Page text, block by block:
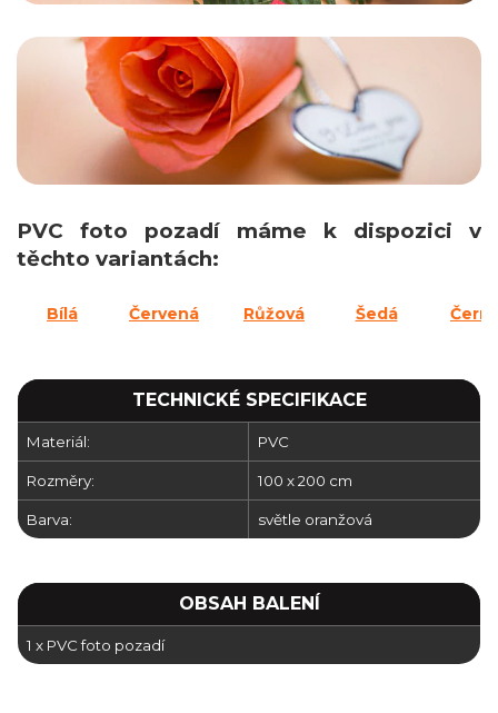
PVC foto pozadí máme k dispozici v
těchto variantách:
Bílá Červená Růžová Šedá
TECHNICKÉ SPECIFIKACE
Materiál: PVC
Rozměry: 100 x 200 cm
Barva: světle oranžová
OBSAH BALENÍ
1 x PVC foto pozadí